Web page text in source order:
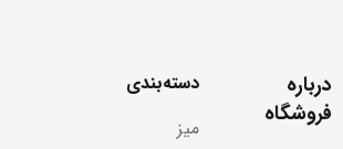
درباره
فروشگاه
دسته‌بندی
میز